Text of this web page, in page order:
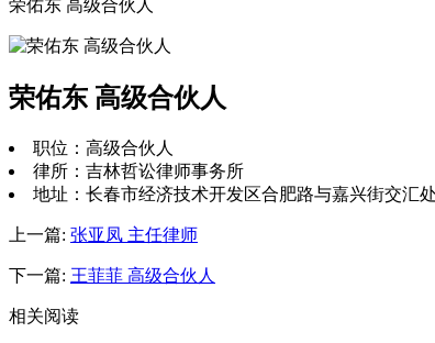
荣佑东 高级合伙人
荣佑东 高级合伙人
职位：高级合伙人
律所：吉林哲讼律师事务所
地址：长春市经济技术开发区合肥路与嘉兴街交汇
上一篇: 张亚凤 主任律师
下一篇: 王菲菲 高级合伙人
相关阅读